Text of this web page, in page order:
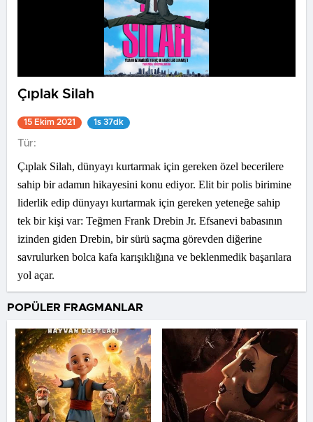
Çıplak Silah
15 Ekim 2021 1s 37dk
Tür:
Çıplak Silah, dünyayı kurtarmak için gereken özel becerilere
sahip bir adamın hikayesini konu ediyor. Elit bir polis birimine
liderlik edip dünyayı kurtarmak için gereken yeteneğe sahip
tek bir kişi var: Teğmen Frank Drebin Jr. Efsanevi babasının
izinden giden Drebin, bir sürü saçma görevden diğerine
savrulurken bolca kafa karışıklığına ve beklenmedik başarılara
yol açar.
POPÜLER FRAGMANLAR